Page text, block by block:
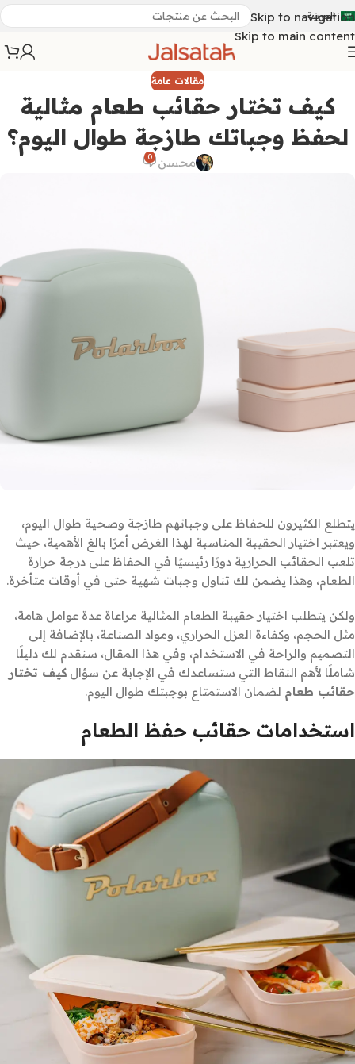
Skip to navigation
Skip to main content
العربية
مقالات عامة
كيف تختار حقائب طعام مثالية
لحفظ وجباتك طازجة طوال اليوم؟
محسن 0
يتطلع الكثيرون للحفاظ على وجباتهم طازجة وصحية طوال اليوم،
ويعتبر اختيار الحقيبة المناسبة لهذا الغرض أمرًا بالغ الأهمية، حيث
تلعب الحقائب الحرارية دورًا رئيسيًا في الحفاظ على درجة حرارة
الطعام، وهذا يضمن لك تناول وجبات شهية حتى في أوقات متأخرة.
ولكن يتطلب اختيار حقيبة الطعام المثالية مراعاة عدة عوامل هامة،
مثل الحجم، وكفاءة العزل الحراري، ومواد الصناعة، بالإضافة إلى
التصميم والراحة في الاستخدام، وفي هذا المقال، سنقدم لك دليلًا
شاملًا لأهم النقاط التي ستساعدك في الإجابة عن سؤال كيف تختار
حقائب طعام لضمان الاستمتاع بوجبتك طوال اليوم.
استخدامات حقائب حفظ الطعام